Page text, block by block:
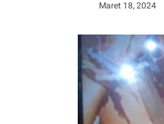
Maret 18, 2024